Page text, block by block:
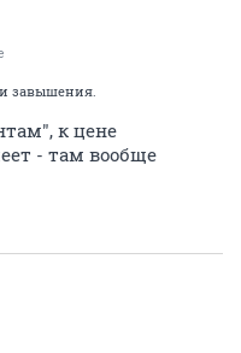
завышения.
к цене
- там вообще